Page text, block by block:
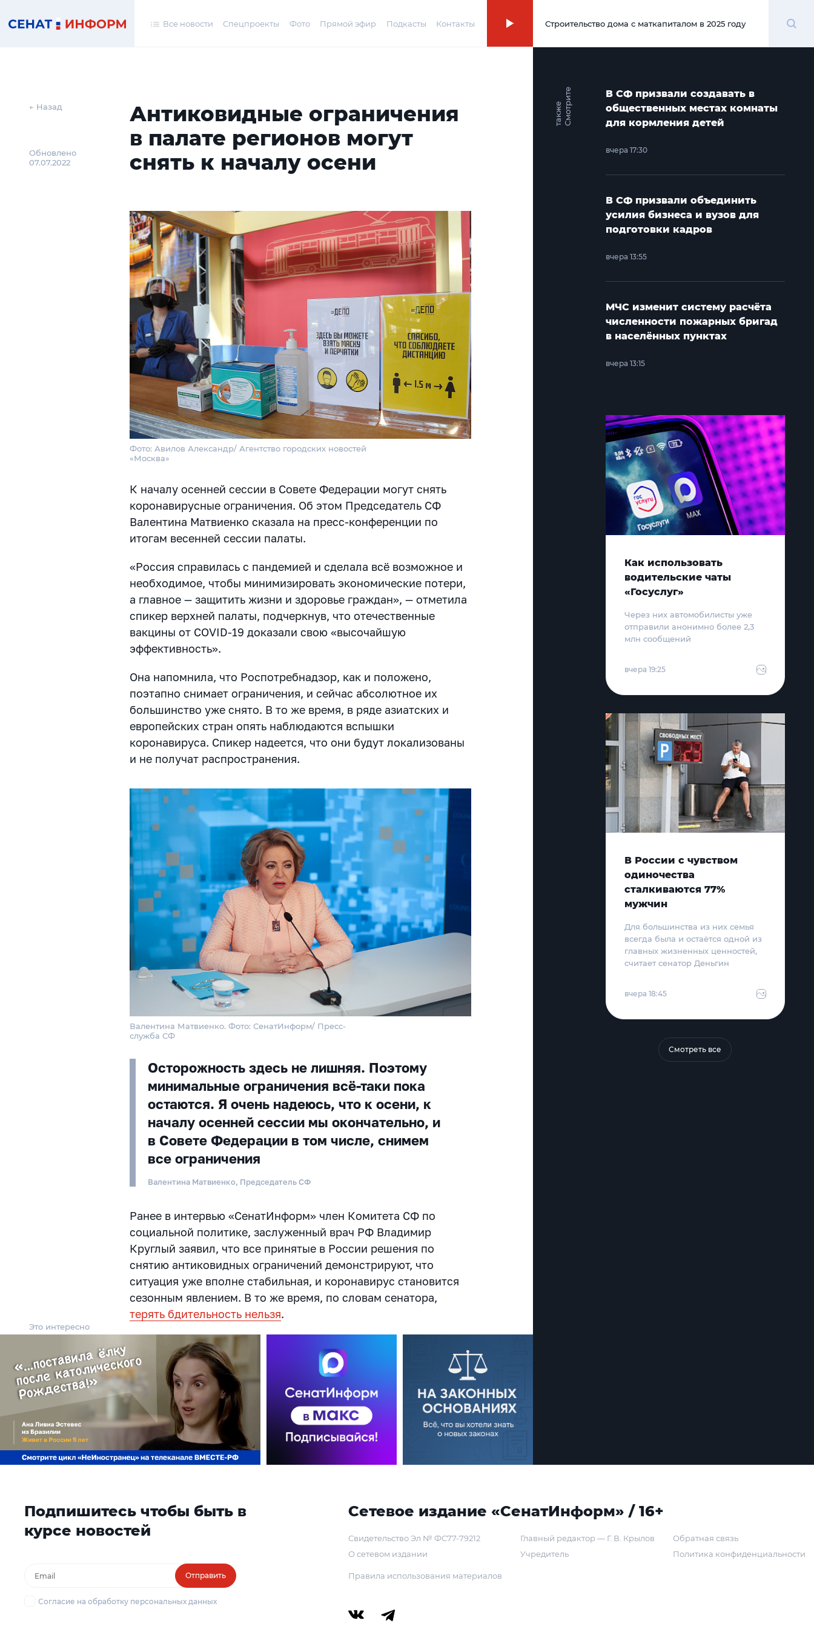
Все новости Спецпроекты Фото Прямой эфир Подкасты Контакты 00:00
Строительство дома с маткапиталом в 2025 году
← Назад
Обновлено
07.07.2022
Антиковидные ограничения
в палате регионов могут
снять к началу осени
Фото: Авилов Александр/ Агентство городских новостей
«Москва»
К началу осенней сессии в Совете Федерации могут снять
коронавирусные ограничения. Об этом Председатель СФ
Валентина Матвиенко сказала на пресс-конференции по
итогам весенней сессии палаты.
«Россия справилась с пандемией и сделала всё возможное и
необходимое, чтобы минимизировать экономические потери,
а главное — защитить жизни и здоровье граждан», — отметила
спикер верхней палаты, подчеркнув, что отечественные
вакцины от COVID-19 доказали свою «высочайшую
эффективность».
Она напомнила, что Роспотребнадзор, как и положено,
поэтапно снимает ограничения, и сейчас абсолютное их
большинство уже снято. В то же время, в ряде азиатских и
европейских стран опять наблюдаются вспышки
коронавируса. Спикер надеется, что они будут локализованы
и не получат распространения.
Валентина Матвиенко. Фото: СенатИнформ/ Пресс-
служба СФ
Осторожность здесь не лишняя. Поэтому
минимальные ограничения всё-таки пока
остаются. Я очень надеюсь, что к осени, к
началу осенней сессии мы окончательно, и
в Совете Федерации в том числе, снимем
все ограничения
Валентина Матвиенко, Председатель СФ
Ранее в интервью «СенатИнформ» член Комитета СФ по
социальной политике, заслуженный врач РФ Владимир
Круглый заявил, что все принятые в России решения по
снятию антиковидных ограничений демонстрируют, что
ситуация уже вполне стабильная, и коронавирус становится
сезонным явлением. В то же время, по словам сенатора,
терять бдительность нельзя.
Это интересно
С
м
о
т
р и
т
е
т
а
к
ж
е
В СФ призвали создавать в
общественных местах комнаты
для кормления детей
вчера 17:30
В СФ призвали объединить
усилия бизнеса и вузов для
подготовки кадров
вчера 13:55
МЧС изменит систему расчёта
численности пожарных бригад
в населённых пунктах
вчера 13:15
Как использовать
водительские чаты
«Госуслуг»
Через них автомобилисты уже
отправили анонимно более 2,3
млн сообщений
вчера 19:25
В России с чувством
одиночества
сталкиваются 77%
мужчин
Для большинства из них семья
всегда была и остаётся одной из
главных жизненных ценностей,
считает сенатор Деньгин
вчера 18:45
Смотреть все
Подпишитесь чтобы быть в
курсе новостей
Отправить
Согласие на обработку персональных данных
Сетевое издание «СенатИнформ» / 16+
Свидетельство Эл № ФС77-79212
О сетевом издании
Главный редактор — Г. В. Крылов
Учредитель
Обратная связь
Политика конфиденциальности
Правила использования материалов